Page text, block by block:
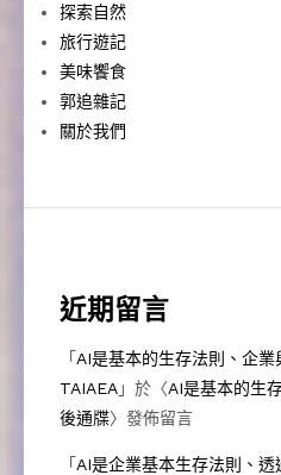
探索自然
旅行遊記
美味饗食
郭追雜記
關於我們
近期留言
「 AI是基本的生存法則、企
TAIAEA」於〈AI是基本的生
後通牒〉發佈留言
「 AI是企業基本生存法則、